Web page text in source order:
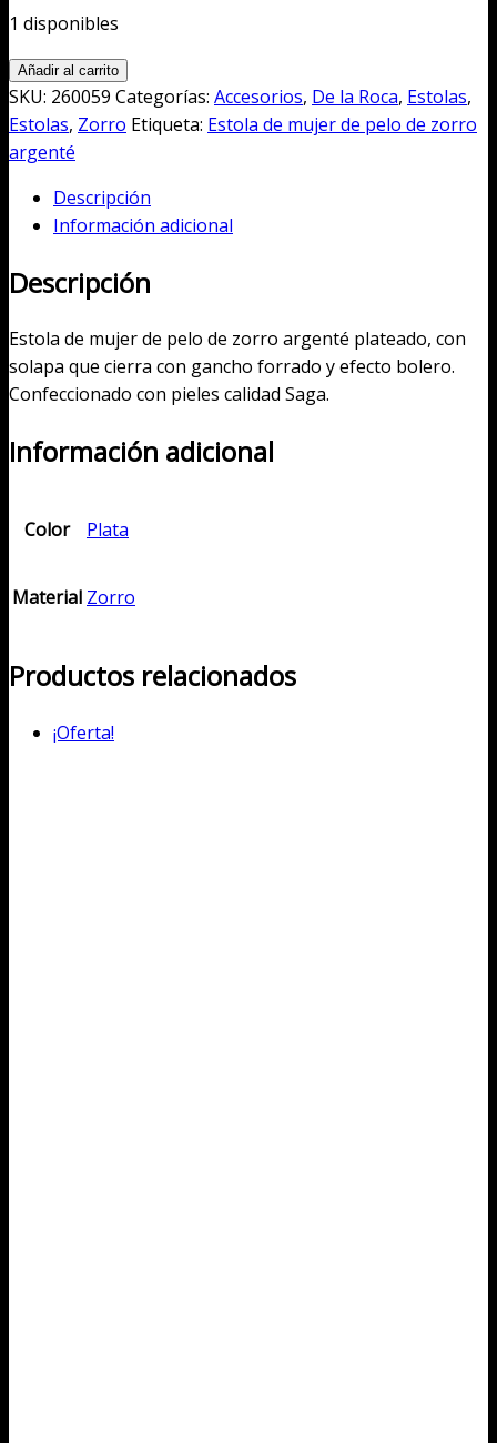
era:
1 disponibles
Estola
de
mujer
de
zorro
cantidad
Añadir al carrito
SKU: 260059 Categorías: Accesorios, De la Roca, Estolas,
Estolas, Zorro Etiqueta: Estola de mujer de pelo de zorro
argenté
Descripción
Información adicional
Descripción
Estola de mujer de pelo de zorro argenté plateado, con
solapa que cierra con gancho forrado y efecto bolero.
Confeccionado con pieles calidad Saga.
Información adicional
Color Plata
Material Zorro
Productos relacionados
¡Oferta!